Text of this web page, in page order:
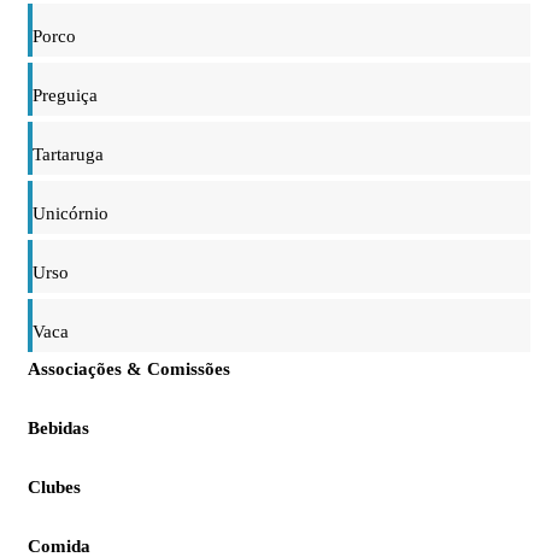
Porco
Preguiça
Tartaruga
Unicórnio
Urso
Vaca
Associações & Comissões
Bebidas
Clubes
Comida